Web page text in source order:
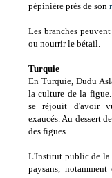
pépinière près de son
Les branches
ou nourrir le bétail.
Turquie
En Turquie, Dudu
la culture de la
se réjouit d'avoir
exaucés. Au dessert
des figues.
L'Institut public de la
paysans,